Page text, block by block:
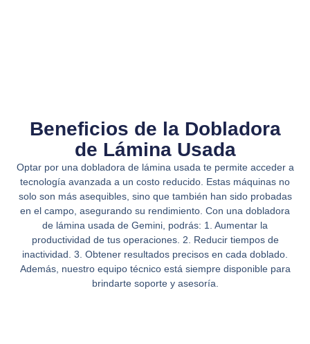
Beneficios de la Dobladora
de Lámina Usada
Optar por una dobladora de lámina usada te permite acceder a
tecnología avanzada a un costo reducido. Estas máquinas no
solo son más asequibles, sino que también han sido probadas
en el campo, asegurando su rendimiento. Con una dobladora
de lámina usada de Gemini, podrás: 1. Aumentar la
productividad de tus operaciones. 2. Reducir tiempos de
inactividad. 3. Obtener resultados precisos en cada doblado.
Además, nuestro equipo técnico está siempre disponible para
brindarte soporte y asesoría.